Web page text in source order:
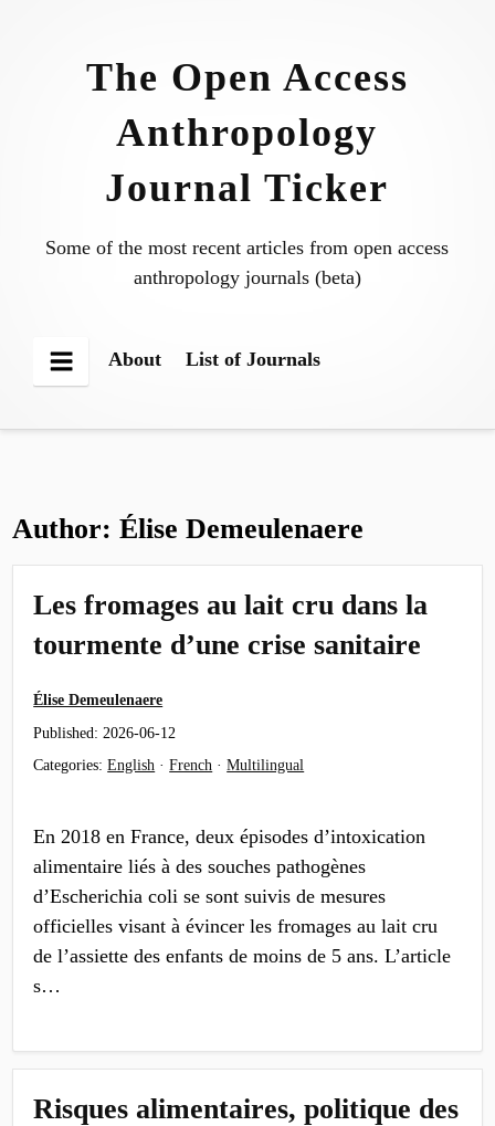
The Open Access
Anthropology
Journal Ticker
Some of the most recent articles from open access
anthropology journals (beta)
Menu
About List of Journals
Author:Élise Demeulenaere
Les fromages au lait cru dans la
tourmente d’une crise sanitaire
Élise Demeulenaere
Published: 2026-06-12
Categories:English ·French ·Multilingual
En 2018 en France, deux épisodes d’intoxication
alimentaire liés à des souches pathogènes
d’Escherichia coli se sont suivis de mesures
officielles visant à évincer les fromages au lait cru
de l’assiette des enfants de moins de 5 ans. L’article
s…
Risques alimentaires, politique des